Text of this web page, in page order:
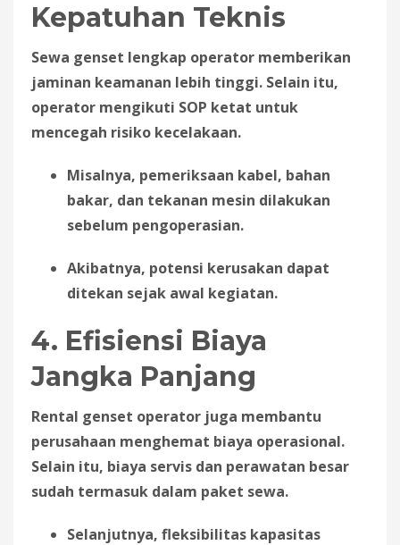
Kepatuhan Teknis
Sewa genset lengkap operator memberikan
jaminan keamanan lebih tinggi. Selain itu,
operator mengikuti SOP ketat untuk
mencegah risiko kecelakaan.
Misalnya, pemeriksaan kabel, bahan
bakar, dan tekanan mesin dilakukan
sebelum pengoperasian.
Akibatnya, potensi kerusakan dapat
ditekan sejak awal kegiatan.
4. Efisiensi Biaya
Jangka Panjang
Rental genset operator juga membantu
perusahaan menghemat biaya operasional.
Selain itu, biaya servis dan perawatan besar
sudah termasuk dalam paket sewa.
Selanjutnya, fleksibilitas kapasitas